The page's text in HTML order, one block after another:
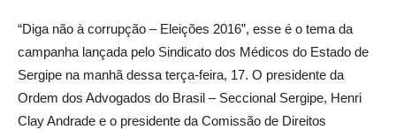
“Diga não à corrupção – Eleições 2016”, esse é o tema da
campanha lançada pelo Sindicato dos Médicos do Estado de
Sergipe na manhã dessa terça-feira, 17. O presidente da
Ordem dos Advogados do Brasil – Seccional Sergipe, Henri
Clay Andrade e o presidente da Comissão de Direitos